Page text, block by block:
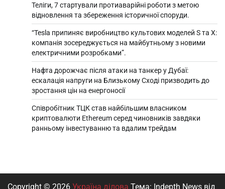
Теліги, 7 стартували протиаварійні роботи з метою
відновлення та збереження історичної споруди.
“Tesla припиняє виробництво культових моделей S та X:
компанія зосереджується на майбутньому з новими
електричними розробками”.
Нафта дорожчає після атаки на танкер у Дубаї:
ескалація напруги на Близькому Сході призводить до
зростання цін на енергоносії
Співробітник ТЦК став найбільшим власником
криптовалюти Ethereum серед чиновників завдяки
ранньому інвестуванню та вдалим трейдам
Copyright © 2026 Україна ділова Тема: Indepth News від